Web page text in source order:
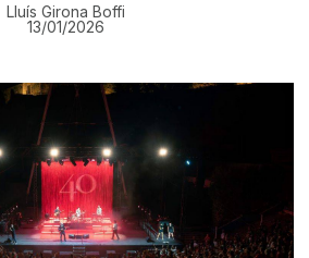
Lluís Girona Boffi
13/01/2026